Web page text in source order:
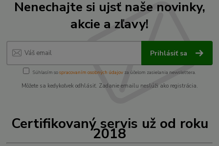
Nenechajte si ujsť naše novinky,
akcie a zľavy!
Prihlásiť sa
Súhlasím sospracovaním osobných údajov za účelom zasielania newslettera.
Môžete sa kedykoľvek odhlásiť. Zadanie emailu neslúži ako registrácia.
Certifikovaný servis už od roku
2018